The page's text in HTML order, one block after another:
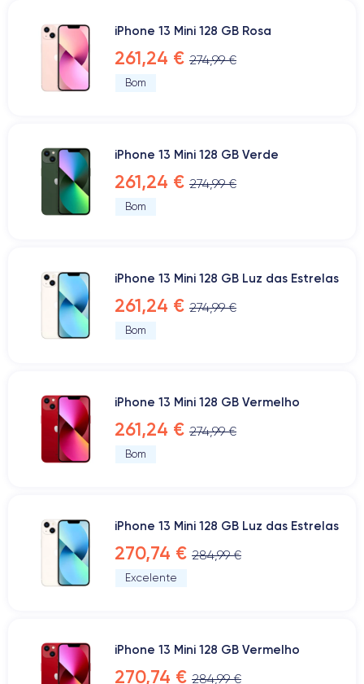
iPhone 13 Mini 128 GB Rosa
261,24 € 274,99 €
Bom
iPhone 13 Mini 128 GB Verde
261,24 € 274,99 €
Bom
iPhone 13 Mini 128 GB Luz das Estrelas
261,24 € 274,99 €
Bom
iPhone 13 Mini 128 GB Vermelho
261,24 € 274,99 €
Bom
iPhone 13 Mini 128 GB Luz das Estrelas
270,74 € 284,99 €
Excelente
iPhone 13 Mini 128 GB Vermelho
270,74 € 284,99 €